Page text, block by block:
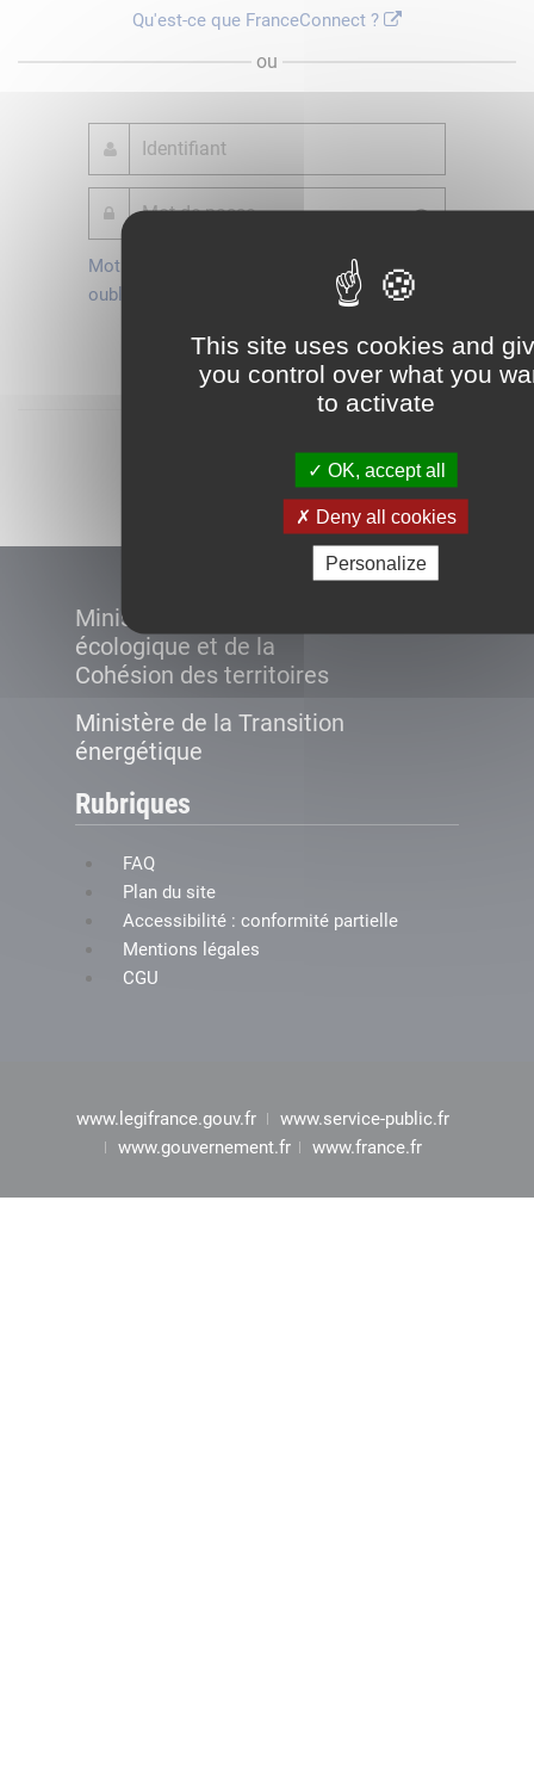
This site uses cookies and
you control over what you
to activate
OK, accept all
Deny all cookies
Personalize
Qu'est-ce que FranceConnect ?
ou
Mot de passe
oublié ?
Je crée mon
compte
Connexion
Ministère de la Transition
écologique et de la
Cohésion des territoires
Ministère de la Transition
énergétique
Rubriques
FAQ
Plan du site
Accessibilité : conformité partielle
Mentions légales
CGU
www.legifrance.gouv.fr
www.service-public.fr
www.gouvernement.fr
www.france.fr